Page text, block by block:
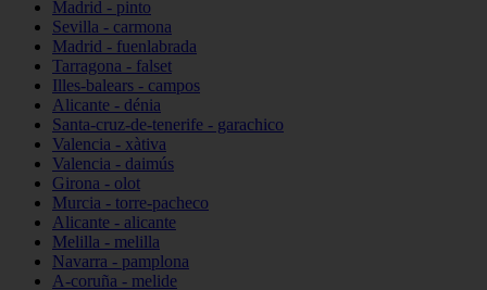
Madrid - pinto
Sevilla - carmona
Madrid - fuenlabrada
Tarragona - falset
Illes-balears - campos
Alicante - dénia
Santa-cruz-de-tenerife - garachico
Valencia - xàtiva
Valencia - daimús
Girona - olot
Murcia - torre-pacheco
Alicante - alicante
Melilla - melilla
Navarra - pamplona
A-coruña - melide